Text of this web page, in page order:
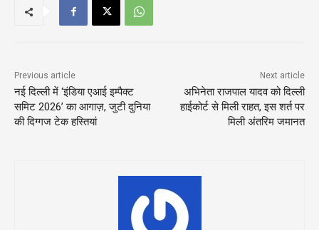
Previous article
नई दिल्ली में ‘इंडिया एआई इम्पैक्ट
समिट 2026’ का आगाज़, जुटी दुनिया
की दिग्गज टेक हस्तियां
Next article
अभिनेता राजपाल यादव को दिल्ली
हाईकोर्ट से मिली राहत, इस शर्त पर
मिली अंतरिम जमानत